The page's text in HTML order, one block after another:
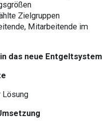
Zielgruppen
Mitarbeitende im
das neue Entgeltsystem
Lösung